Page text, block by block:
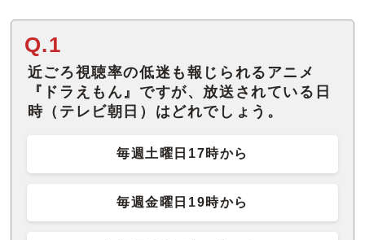
Q.1
近ごろ視聴率の低迷も報じられるアニメ
『ドラえもん』ですが、放送されている日
時（テレビ朝日）はどれでしょう。
毎週土曜日17時から
毎週金曜日19時から